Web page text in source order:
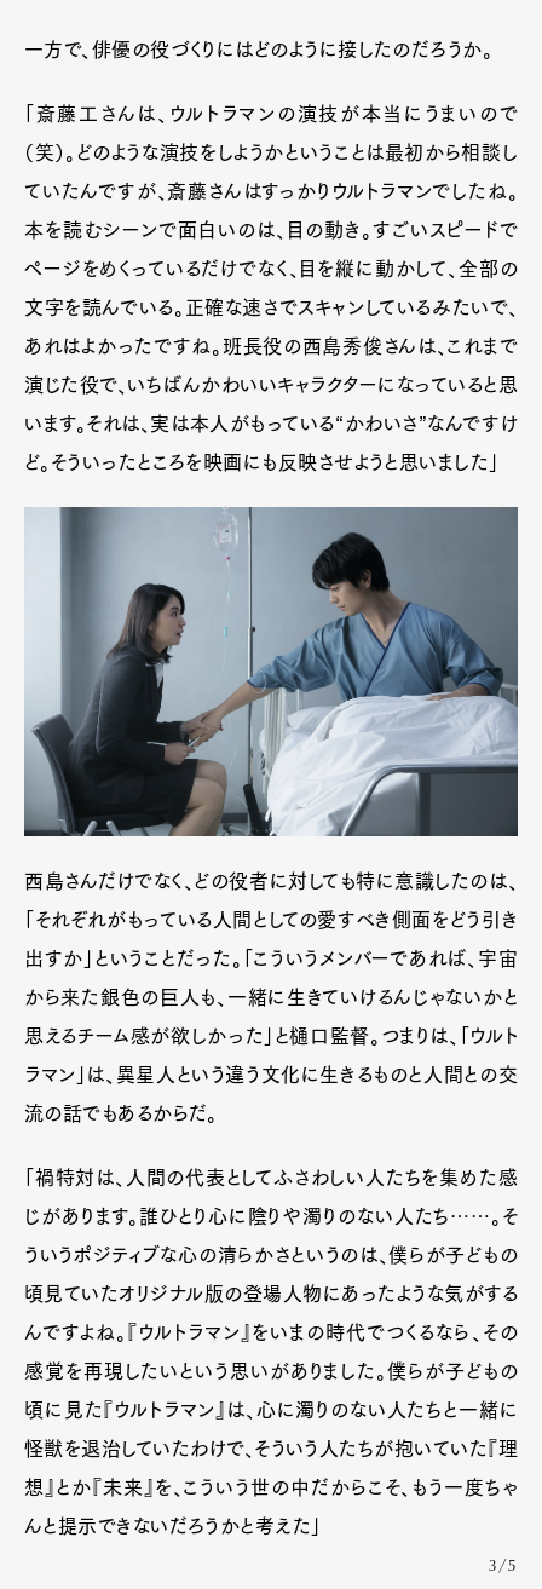
一方で、俳優の役づくりにはどのように接したのだろうか。
「斎藤工さんは、ウルトラマンの演技が本当にうまいので
（笑）。どのような演技をしようかということは最初から相談し
ていたんですが、斎藤さんはすっかりウルトラマンでしたね。
本を読むシーンで面白いのは、目の動き。すごいスピードで
ページをめくっているだけでなく、目を縦に動かして、全部の
文字を読んでいる。正確な速さでスキャンしているみたいで、
あれはよかったですね。班長役の西島秀俊さんは、これまで
演じた役で、いちばんかわいいキャラクターになっていると思
います。それは、実は本人がもっている“かわいさ”なんですけ
ど。そういったところを映画にも反映させようと思いました」
西島さんだけでなく、どの役者に対しても特に意識したのは、
「それぞれがもっている人間としての愛すべき側面をどう引き
出すか」ということだった。「こういうメンバーであれば、宇宙
から来た銀色の巨人も、一緒に生きていけるんじゃないかと
思えるチーム感が欲しかった」と樋口監督。つまりは、「ウルト
ラマン」は、異星人という違う文化に生きるものと人間との交
流の話でもあるからだ。
「禍特対は、人間の代表としてふさわしい人たちを集めた感
じがあります。誰ひとり心に陰りや濁りのない人たち……。そ
ういうポジティブな心の清らかさというのは、僕らが子どもの
頃見ていたオリジナル版の登場人物にあったような気がする
んですよね。『ウルトラマン』をいまの時代でつくるなら、その
感覚を再現したいという思いがありました。僕らが子どもの
頃に見た『ウルトラマン』は、心に濁りのない人たちと一緒に
怪獣を退治していたわけで、そういう人たちが抱いていた『理
想』とか『未来』を、こういう世の中だからこそ、もう一度ちゃ
んと提示できないだろうかと考えた」
3/5